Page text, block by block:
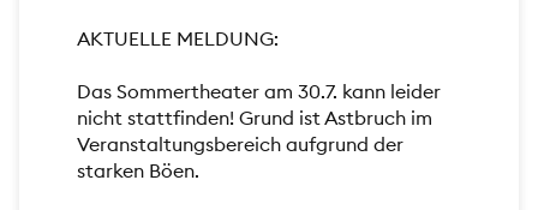
AKTUELLE MELDUNG:
Das Sommertheater am 30.7. kann leider
nicht stattfinden! Grund ist Astbruch im
Veranstaltungsbereich aufgrund der
starken Böen.